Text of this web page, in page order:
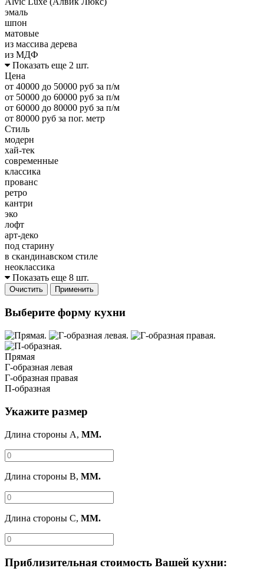
эмаль
шпон
матовые
из массива дерева
из МДФ
Показать еще 2 шт.
Цена
от 40000 до 50000 руб за п/м
от 50000 до 60000 руб за п/м
от 60000 до 80000 руб за п/м
от 80000 руб за пог. метр
Стиль
модерн
хай-тек
современные
классика
прованс
ретро
кантри
эко
лофт
арт-деко
под старину
в скандинавском стиле
неоклассика
Показать еще 8 шт.
Очистить Применить
Выберите форму кухни
Прямая
Г-образная левая
Г-образная правая
П-образная
Укажите размер
Длина стороны A, ММ.
Длина стороны B, ММ.
Длина стороны C, ММ.
Приблизительная стоимость Вашей кухни: